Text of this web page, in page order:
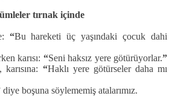
tırnak içinde
“Bu hareketi üç yaşındaki çocuk dahi
karısı: “Seni haksız yere götürüyorlar.”
“Haklı yere götürseler daha mı
diye boşuna söylememiş atalarımız.